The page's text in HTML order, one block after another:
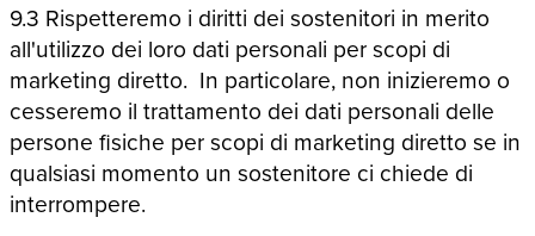
9.3 Rispetteremo i diritti dei sostenitori in merito
all'utilizzo dei loro dati personali per scopi di
marketing diretto. In particolare, non inizieremo o
cesseremo il trattamento dei dati personali delle
persone fisiche per scopi di marketing diretto se in
qualsiasi momento un sostenitore ci chiede di
interrompere.